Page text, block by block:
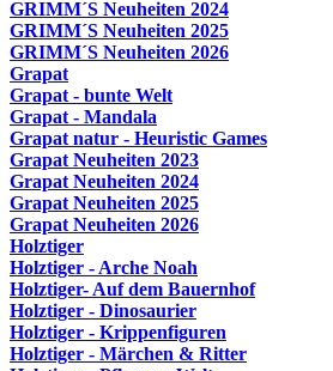
GRIMM´S Neuheiten 2024
GRIMM´S Neuheiten 2025
GRIMM´S Neuheiten 2026
Grapat
Grapat - bunte Welt
Grapat - Mandala
Grapat natur - Heuristic Games
Grapat Neuheiten 2023
Grapat Neuheiten 2024
Grapat Neuheiten 2025
Grapat Neuheiten 2026
Holztiger
Holztiger - Arche Noah
Holztiger- Auf dem Bauernhof
Holztiger - Dinosaurier
Holztiger - Krippenfiguren
Holztiger - Märchen & Ritter